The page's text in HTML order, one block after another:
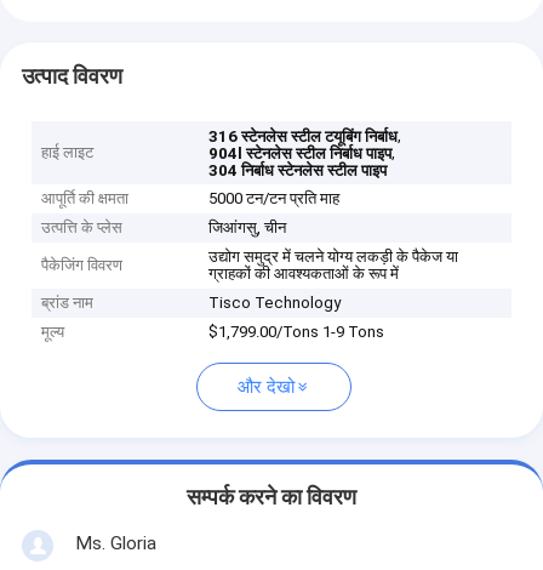
उत्पाद विवरण
हाई लाइट
316 स्टेनलेस स्टील टयूबिंग निर्बाध,
904l स्टेनलेस स्टील निर्बाध पाइप,
304 निर्बाध स्टेनलेस स्टील पाइप
आपूर्ति की क्षमता
5000 टन/टन प्रति माह
उत्पत्ति के प्लेस
जिआंगसु, चीन
पैकेजिंग विवरण
उद्योग समुद्र में चलने योग्य लकड़ी के पैकेज या
ग्राहकों की आवश्यकताओं के रूप में
ब्रांड नाम
Tisco Technology
मूल्य
$1,799.00/Tons 1-9 Tons
और देखो
सम्पर्क करने का विवरण
Ms. Gloria